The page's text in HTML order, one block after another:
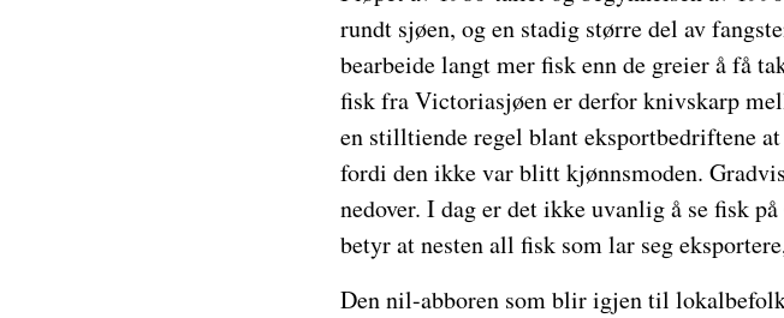
rundt sjøen, og en stadig større del av
bearbeide langt mer fisk enn de greier å få
fisk fra Victoriasjøen er derfor knivskarp
en stilltiende regel blant eksportbedriftene
fordi den ikke var blitt kjønnsmoden.
nedover. I dag er det ikke uvanlig å se fisk
betyr at nesten all fisk som lar seg
Den nil-abboren som blir igjen til